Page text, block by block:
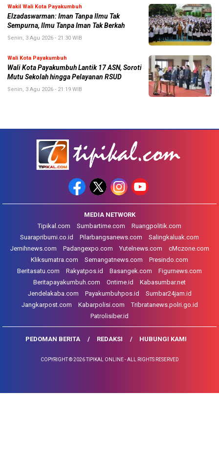
Wakil Wali Kota Payakumbuh
Elzadaswarman: Iman Tanpa Ilmu Tak
Sempurna, Ilmu Tanpa Iman Tak Berkah
Senin, 3 Agu 2026 - 21:30 WIB
Wali Kota Payakumbuh
Wali Kota Payakumbuh Lantik 17 ASN, Soroti
Mutu Sekolah hingga Pelayanan RSUD
Senin, 3 Agu 2026 - 21:19 WIB
MEDIA NETWORK
Tipikal.com
Sumbartime.com
Ruangpolitik.com
Suarapribumi.co.id
Pilarbangsanews.com
Salingkaluak.com
Jernihnews.com
Padangexpo.com Yutelnews.com
cMczone.com
Kliksumatra.com
Semangatnews.com
Presindo.com
Beritasatu.com
Rakyatpos.id Basangek.com
Figurnews.com
Beritapayakumbuh.com
Ontime.id
Kabasumbar.net
Jendelakaba.com
Payakumbuhpos.id
Sumbar24jam.id
Jangkarpost.com
Kabarpolisi.com
Tribratanews.polri.go.id
Patrolisiber.id
PEDOMAN BERITA REDAKSI HUBUNGI KAMI
COPYRIGHT © 2026 TIPIKAL ONLINE - ALL RIGHTS RESERVED